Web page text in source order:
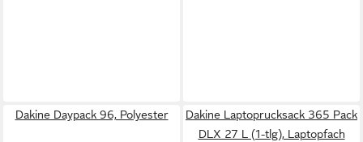
Dakine Daypack 96, Polyester
Dakine Laptoprucksack 365 Pack
DLX 27 L (1-tlg), Laptopfach